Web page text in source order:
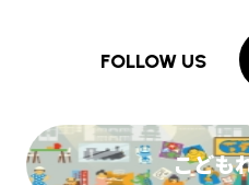
FOLLOW US
こども